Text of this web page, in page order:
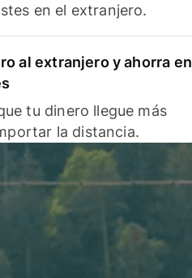
en el extranjero.
al extranjero y ahorra en
tu dinero llegue más
la distancia.